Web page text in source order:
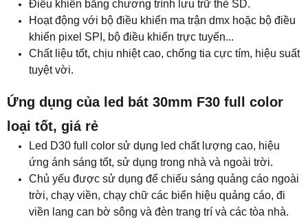
Điều khiển bằng chương trình lưu trữ thẻ SD.
Hoạt động với bộ điều khiển ma trận dmx hoặc bộ điều
khiển pixel SPI, bộ điều khiển trực tuyến...
Chất liệu tốt, chịu nhiệt cao, chống tia cực tím, hiệu suất
tuyệt vời.
Ứng dụng của led bát 30mm F30 full color
loại tốt, giá rẻ
Led D30 full color sử dụng led chất lượng cao, hiệu
ứng ánh sáng tốt, sử dụng trong nhà và ngoài trời.
Chủ yếu được sử dụng để chiếu sáng quảng cáo ngoài
trời, chạy viền, chạy chữ các biển hiệu quảng cáo, đi
viền lang can bờ sông và đèn trang trí và các tòa nhà.